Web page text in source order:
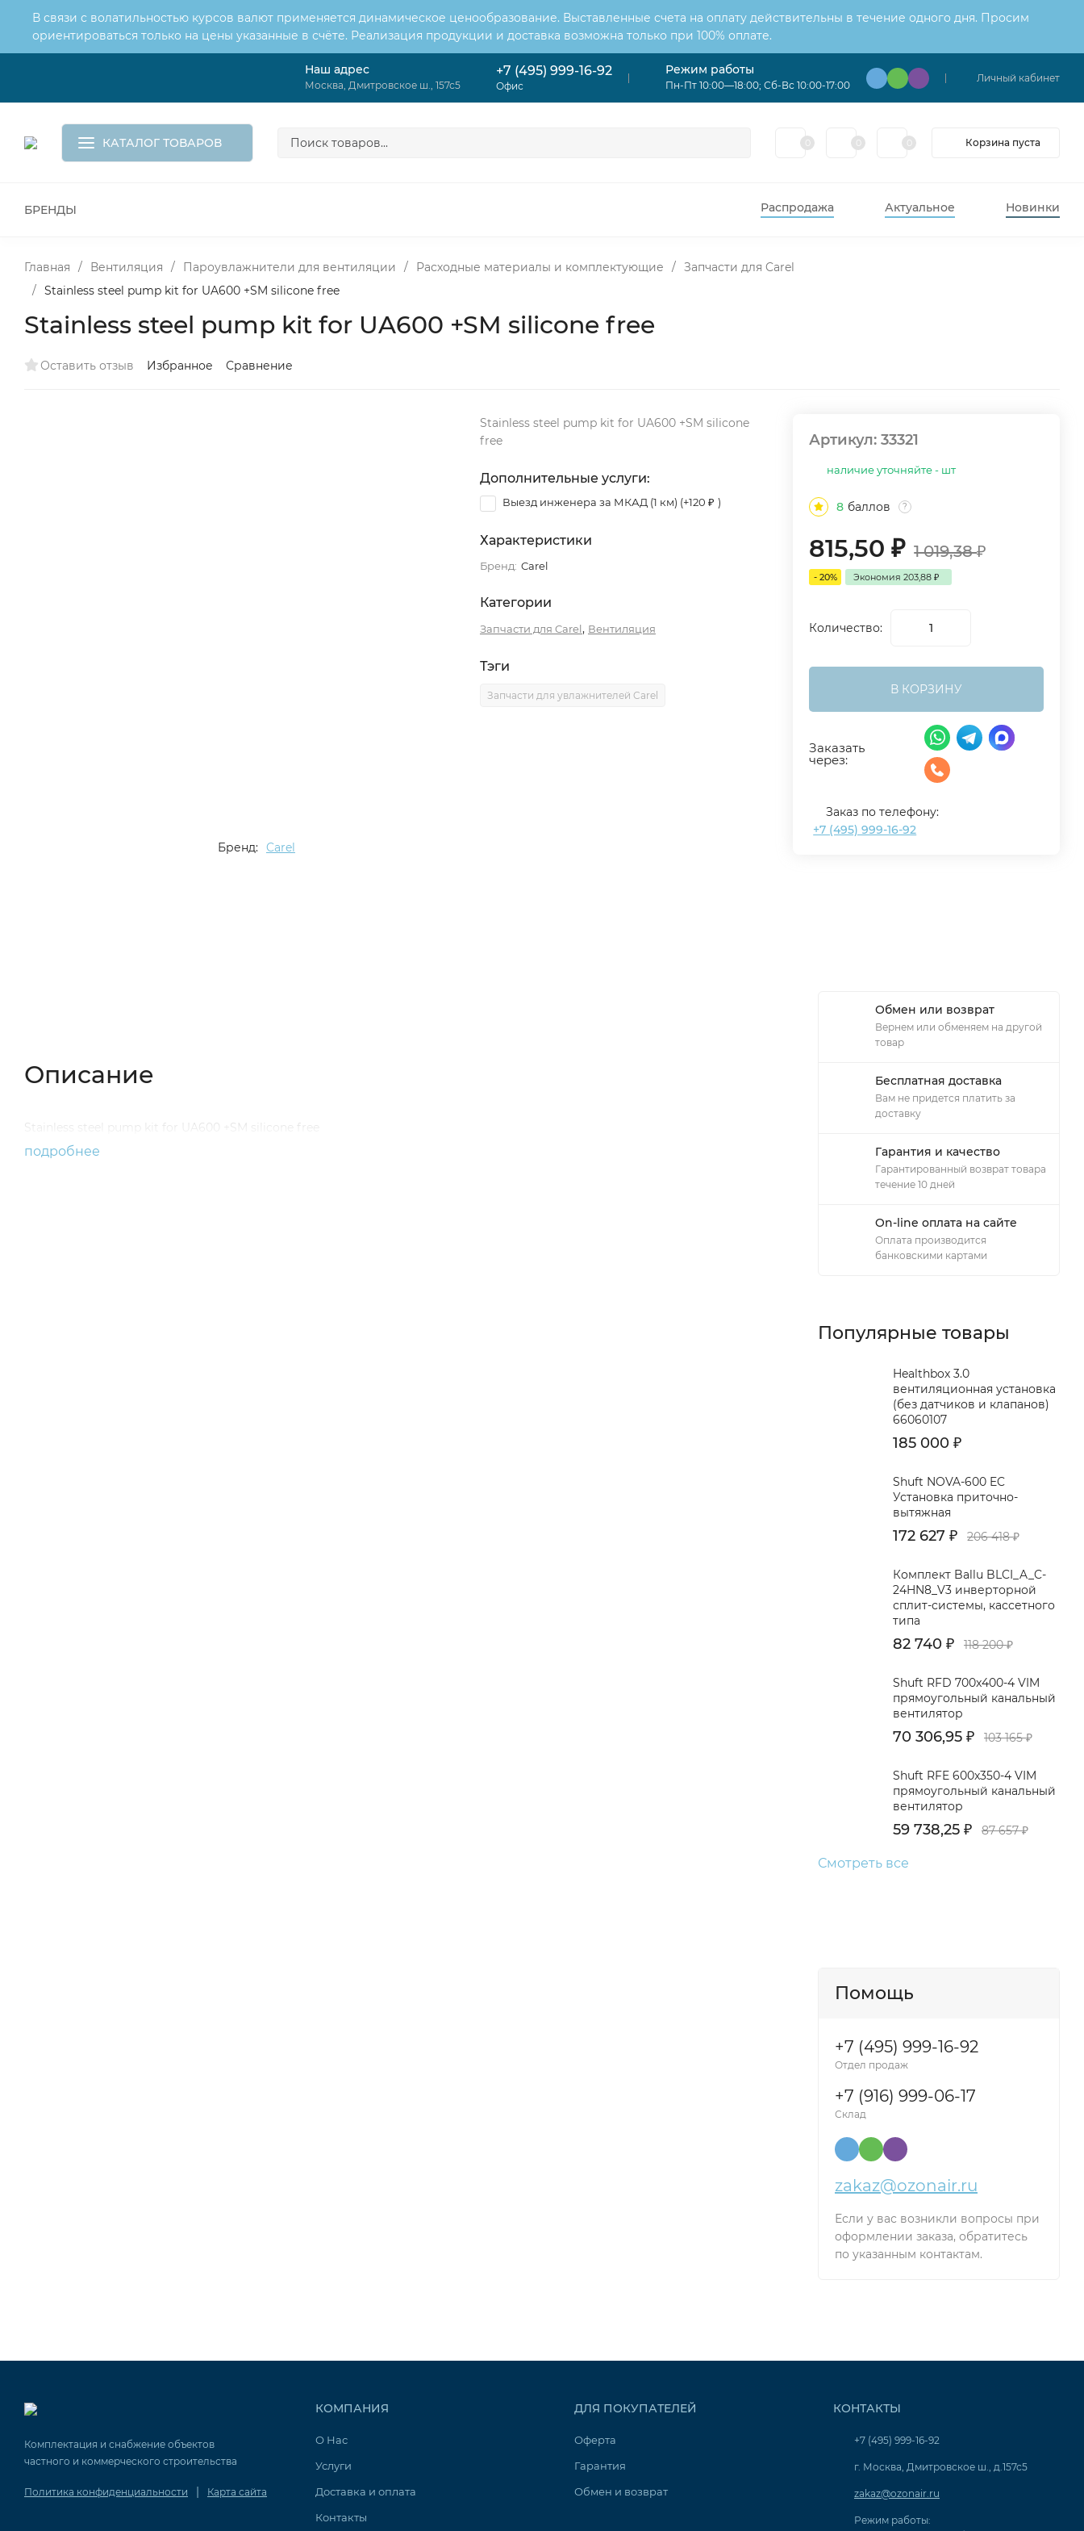
В связи с волатильностью курсов валют применяется динамическое ценообразование. Выставленные счета на оплату действительны в течение одного дня. Просим
ориентироваться только на цены указанные в счёте. Реализация продукции и доставка возможна только при 100% оплате.
Наш адрес
Москва, Дмитровское ш., 157с5
+7 (495) 999-16-92
Офис
Режим работы
Пн-Пт 10:00—18:00; Сб-Вс 10:00-17:00
Личный кабинет
КАТАЛОГ ТОВАРОВ Корзина пуста
БРЕНДЫ Распродажа Актуальное Новинки
Главная / Вентиляция / Пароувлажнители для вентиляции / Расходные материалы и комплектующие / Запчасти для Carel
/ Stainless steel pump kit for UA600 +SM silicone free
Stainless steel pump kit for UA600 +SM silicone free
Оставить отзыв Избранное Сравнение
Бренд: Carel
Stainless steel pump kit for UA600 +SM silicone
free
Дополнительные услуги:
Выезд инженера за МКАД (1 км) (+120 ₽ )
Характеристики
Бренд: Carel
Категории
Запчасти для Carel, Вентиляция
Тэги
Запчасти для увлажнителей Carel
Артикул:33321
наличие уточняйте - шт
8 баллов ?
815,50₽ 1 019,38₽
- 20% Экономия203,88₽
Количество:
В КОРЗИНУ
Заказать
через:
Заказ по телефону:
+7 (495) 999-16-92
Описание
Stainless steel pump kit for UA600 +SM silicone free
подробнее
Обмен или возврат
Вернем или обменяем на другой
товар
Бесплатная доставка
Вам не придется платить за
доставку
Гарантия и качество
Гарантированный возврат товара
течение 10 дней
On-line оплата на сайте
Оплата производится
банковскими картами
Популярные товары
Healthbox 3.0
вентиляционная установка
(без датчиков и клапанов)
66060107
185 000 ₽
Shuft NOVA-600 EC
Установка приточно-
вытяжная
172 627 ₽ 206 418₽
Комплект Ballu BLCI_A_C-
24HN8_V3 инверторной
сплит-системы, кассетного
типа
82 740 ₽ 118 200₽
Shuft RFD 700x400-4 VIM
прямоугольный канальный
вентилятор
70 306,95 ₽ 103 165₽
Shuft RFE 600x350-4 VIM
прямоугольный канальный
вентилятор
59 738,25 ₽ 87 657₽
Смотреть все
Помощь
+7 (495) 999-16-92
Отдел продаж
+7 (916) 999-06-17
Склад
zakaz@ozonair.ru
Если у вас возникли вопросы при
оформлении заказа, обратитесь
по указанным контактам.
Комплектация и снабжение объектов
частного и коммерческого строительства
Политика конфиденциальности | Карта сайта
КОМПАНИЯ
О Нас
Услуги
Доставка и оплата
Контакты
ДЛЯ ПОКУПАТЕЛЕЙ
Оферта
Гарантия
Обмен и возврат
КОНТАКТЫ
+7 (495) 999-16-92
г. Москва, Дмитровское ш., д.157с5
zakaz@ozonair.ru
Режим работы: